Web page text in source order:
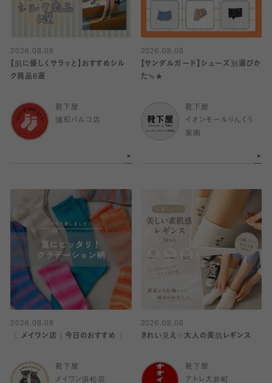
2026.08.08
【肌に優しくサラッと】おすすめシル
ク商品6選
靴下屋
浦和パルコ店
2026.08.08
【サンダルガード】シューズ別選びか
た🩴★
靴下屋
イオンモールりんくう
泉南
2026.08.08
〈 メイワン店｜今日のおすすめ 〉
靴下屋
メイワン浜松店
2026.08.08
きれい見え✨大人の美肌レギンス
靴下屋
アトレ大井町